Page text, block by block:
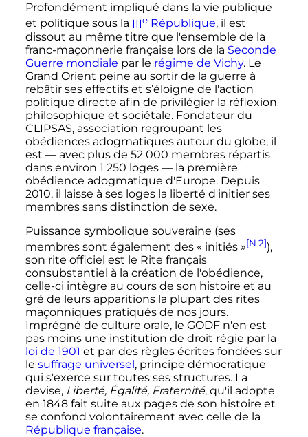
Profondément impliqué dans la vie publique
et politique sous la IIIeRépublique, il est
dissout au même titre que l'ensemble de la
franc-maçonnerie française lors de la Seconde
Guerre mondiale par le régime de Vichy. Le
Grand Orient peine au sortir de la guerre à
rebâtir ses effectifs et s’éloigne de l'action
politique directe afin de privilégier la réflexion
philosophique et sociétale. Fondateur du
CLIPSAS, association regroupant les
obédiences adogmatiques autour du globe, il
est — avec plus de 52 000 membresrépartis
dans environ 1 250 loges— la première
obédience adogmatique d'Europe. Depuis
2010, il laisse à ses loges la liberté d'initier ses
membres sans distinction de sexe.
Puissance symbolique souveraine (ses
membres sont également des « initiés »[N 2]),
son rite officiel est le Rite français
consubstantiel à la création de l'obédience,
celle-ci intègre au cours de son histoire et au
gré de leurs apparitions la plupart des rites
maçonniques pratiqués de nos jours.
Imprégné de culture orale, le GODF n'en est
pas moins une institution de droit régie par la
loi de 1901 et par des règles écrites fondées sur
le suffrage universel, principe démocratique
qui s'exerce sur toutes ses structures. La
devise, Liberté, Égalité, Fraternité, qu'il adopte
en 1848fait suite aux pages de son histoire et
se confond volontairement avec celle de la
République française.